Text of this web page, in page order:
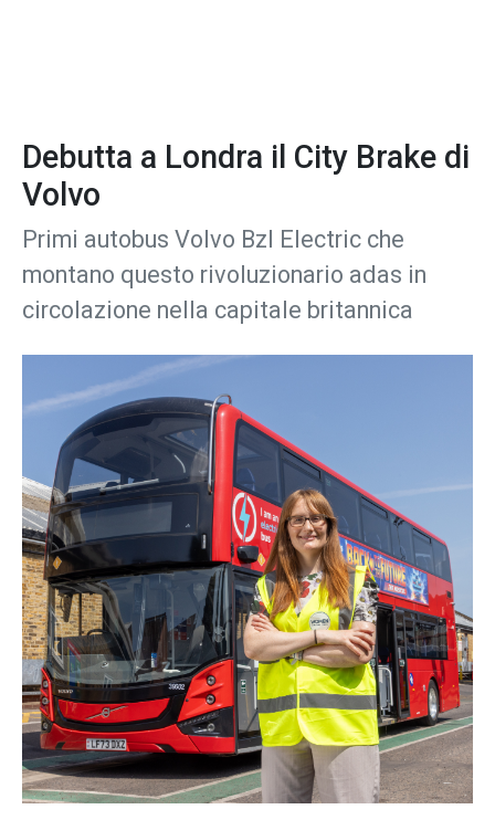
Debutta a Londra il City Brake di
Volvo
Primi autobus Volvo Bzl Electric che
montano questo rivoluzionario adas in
circolazione nella capitale britannica